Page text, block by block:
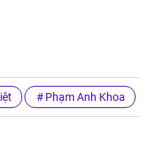
Phạm Anh Khoa